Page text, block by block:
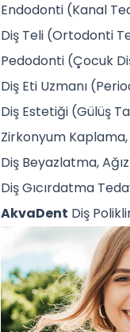
Endodonti (Kanal
Diş Teli (Ortodonti
Pedodonti (Çocuk
Diş Eti Uzmanı
Diş Estetiği (Gülüş
Zirkonyum
Diş Beyazlatma,
Diş Gıcırdatma
AkvaDent Diş